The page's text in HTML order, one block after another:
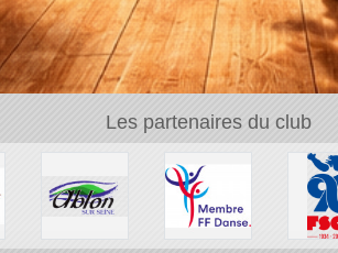
Les partenaires du club